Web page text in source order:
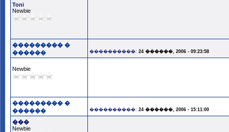
Toni
Newbie
��������� �
������
����������: 24 ������, 2006 - 09:23:58
Newbie
��������� �
������
����������: 24 ������, 2006 - 15:11:00
�̣��
Newbie